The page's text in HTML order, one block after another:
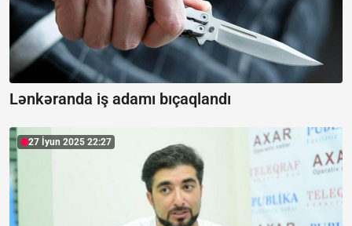
Lənkəranda iş adamı bıçaqlandı
27 İyun 2025 22:27